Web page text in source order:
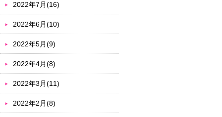
2022年7月(16)
2022年6月(10)
2022年5月(9)
2022年4月(8)
2022年3月(11)
2022年2月(8)